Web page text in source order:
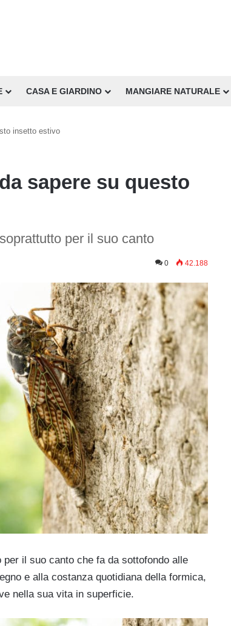
CASA E GIARDINO MANGIARE NATURALE
insetto estivo
sapere su questo
per il suo canto
0 42.188
il suo canto che fa da sottofondo alle
e alla costanza quotidiana della formica,
nella sua vita in superficie.